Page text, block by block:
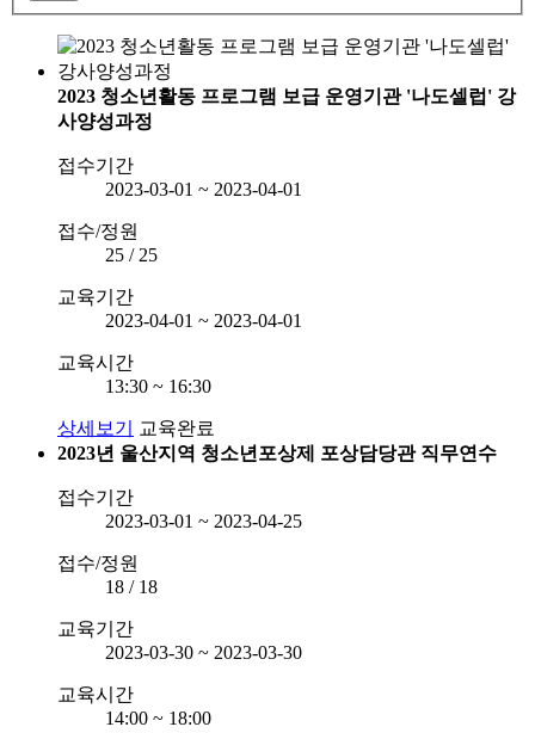
2023 청소년활동 프로그램 보급 운영기관 '나도셀럽' 강
사양성과정
접수기간
2023-03-01 ~ 2023-04-01
접수/정원
25 / 25
교육기간
2023-04-01 ~ 2023-04-01
교육시간
13:30 ~ 16:30
상세보기
교육완료
2023년 울산지역 청소년포상제 포상담당관 직무연수
접수기간
2023-03-01 ~ 2023-04-25
접수/정원
18 / 18
교육기간
2023-03-30 ~ 2023-03-30
교육시간
14:00 ~ 18:00